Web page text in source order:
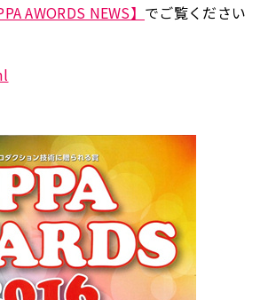
AWORDS NEWS】 でご覧ください